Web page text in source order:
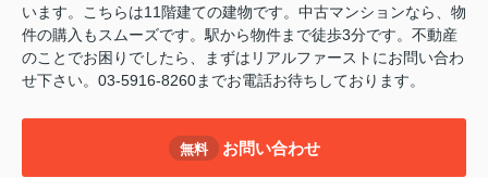
います。こちらは11階建ての建物です。中古マンションなら、物
件の購入もスムーズです。駅から物件まで徒歩3分です。不動産
のことでお困りでしたら、まずはリアルファーストにお問い合わ
せ下さい。03-5916-8260までお電話お待ちしております。
無料 お問い合わせ